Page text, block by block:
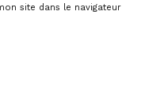
site dans le navigateur